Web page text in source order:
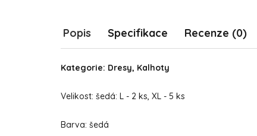
Popis Specifikace Recenze (0)
Kategorie: Dresy, Kalhoty
Velikost: šedá: L - 2 ks, XL - 5 ks
Barva: šedá